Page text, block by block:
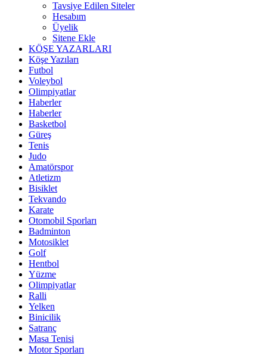
Tavsiye Edilen Siteler
Hesabım
Üyelik
Sitene Ekle
KÖŞE YAZARLARI
Köşe Yazıları
Futbol
Voleybol
Olimpiyatlar
Haberler
Haberler
Basketbol
Güreş
Tenis
Judo
Amatörspor
Atletizm
Bisiklet
Tekvando
Karate
Otomobil Sporları
Badminton
Motosiklet
Golf
Hentbol
Yüzme
Olimpiyatlar
Ralli
Yelken
Binicilik
Satranç
Masa Tenisi
Motor Sporları